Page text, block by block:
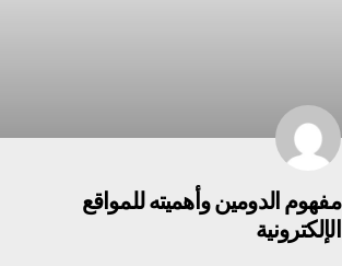
مفهوم الدومين وأهميته للمواقع
الإلكترونية